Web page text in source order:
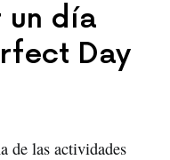
un día
Day
de las actividades